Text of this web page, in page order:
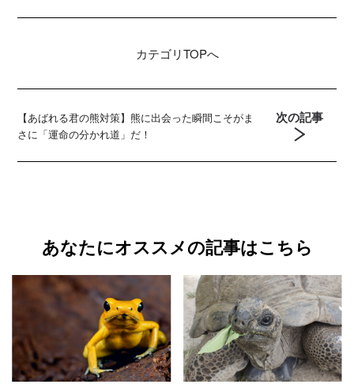
カテゴリTOPへ
【あばれる君の熊対策】熊に出会った瞬間こそがま
さに「運命の分かれ道」だ！
次の記事
あなたにオススメの記事はこちら